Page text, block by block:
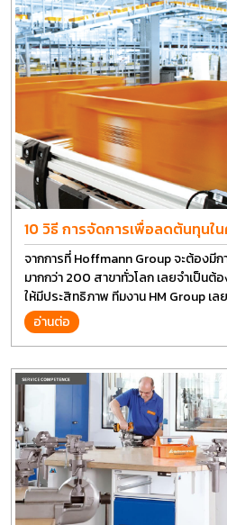
10 วิธี การจัดการเพื่อลดต้นทุนใ
จากการที่ Hoffmann Group จะต้องมี
มากกว่า 200 สาขาทั่วโลก เลยจำเป็น
ให้มีประสิทธิภาพ ทีมงาน HM Group เ
แบ่งปันกัน
อ่านต่อ